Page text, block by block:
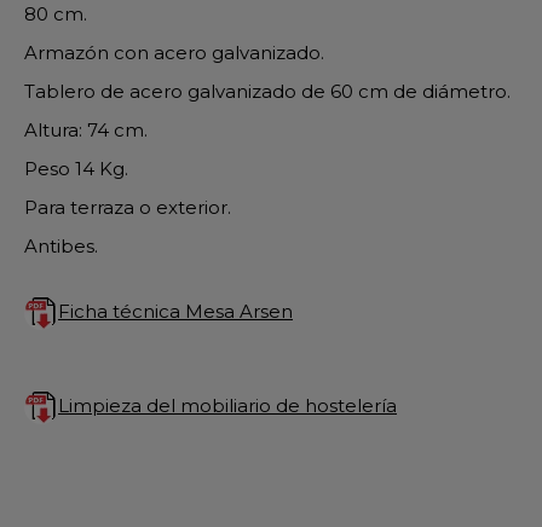
80 cm.
Armazón con acero galvanizado.
Tablero de acero galvanizado de 60 cm de diámetro.
Altura: 74 cm.
Peso 14 Kg.
Para terraza o exterior.
Antibes.
Ficha técnica Mesa Arsen
Limpieza del mobiliario de hostelería